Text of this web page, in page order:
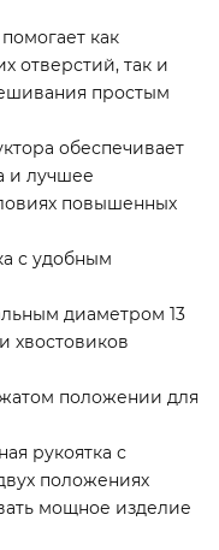
как
отверстий, так и
простым
обеспечивает
и лучшее
повышенных
с удобным
диаметром 13
хвостовиков
положении для
рукоятка с
положениях
мощное изделие